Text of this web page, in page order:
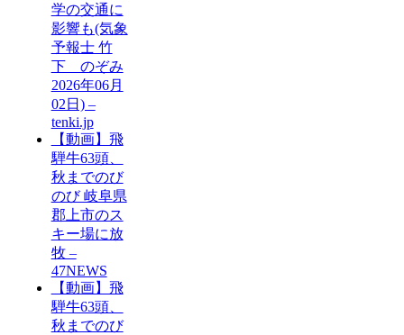
学の交通に
影響も(気象
予報士 竹
下 のぞみ
2026年06月
02日) –
tenki.jp
【動画】飛
騨牛63頭、
秋までのび
のび 岐阜県
郡上市のス
キー場に放
牧 –
47NEWS
【動画】飛
騨牛63頭、
秋までのび